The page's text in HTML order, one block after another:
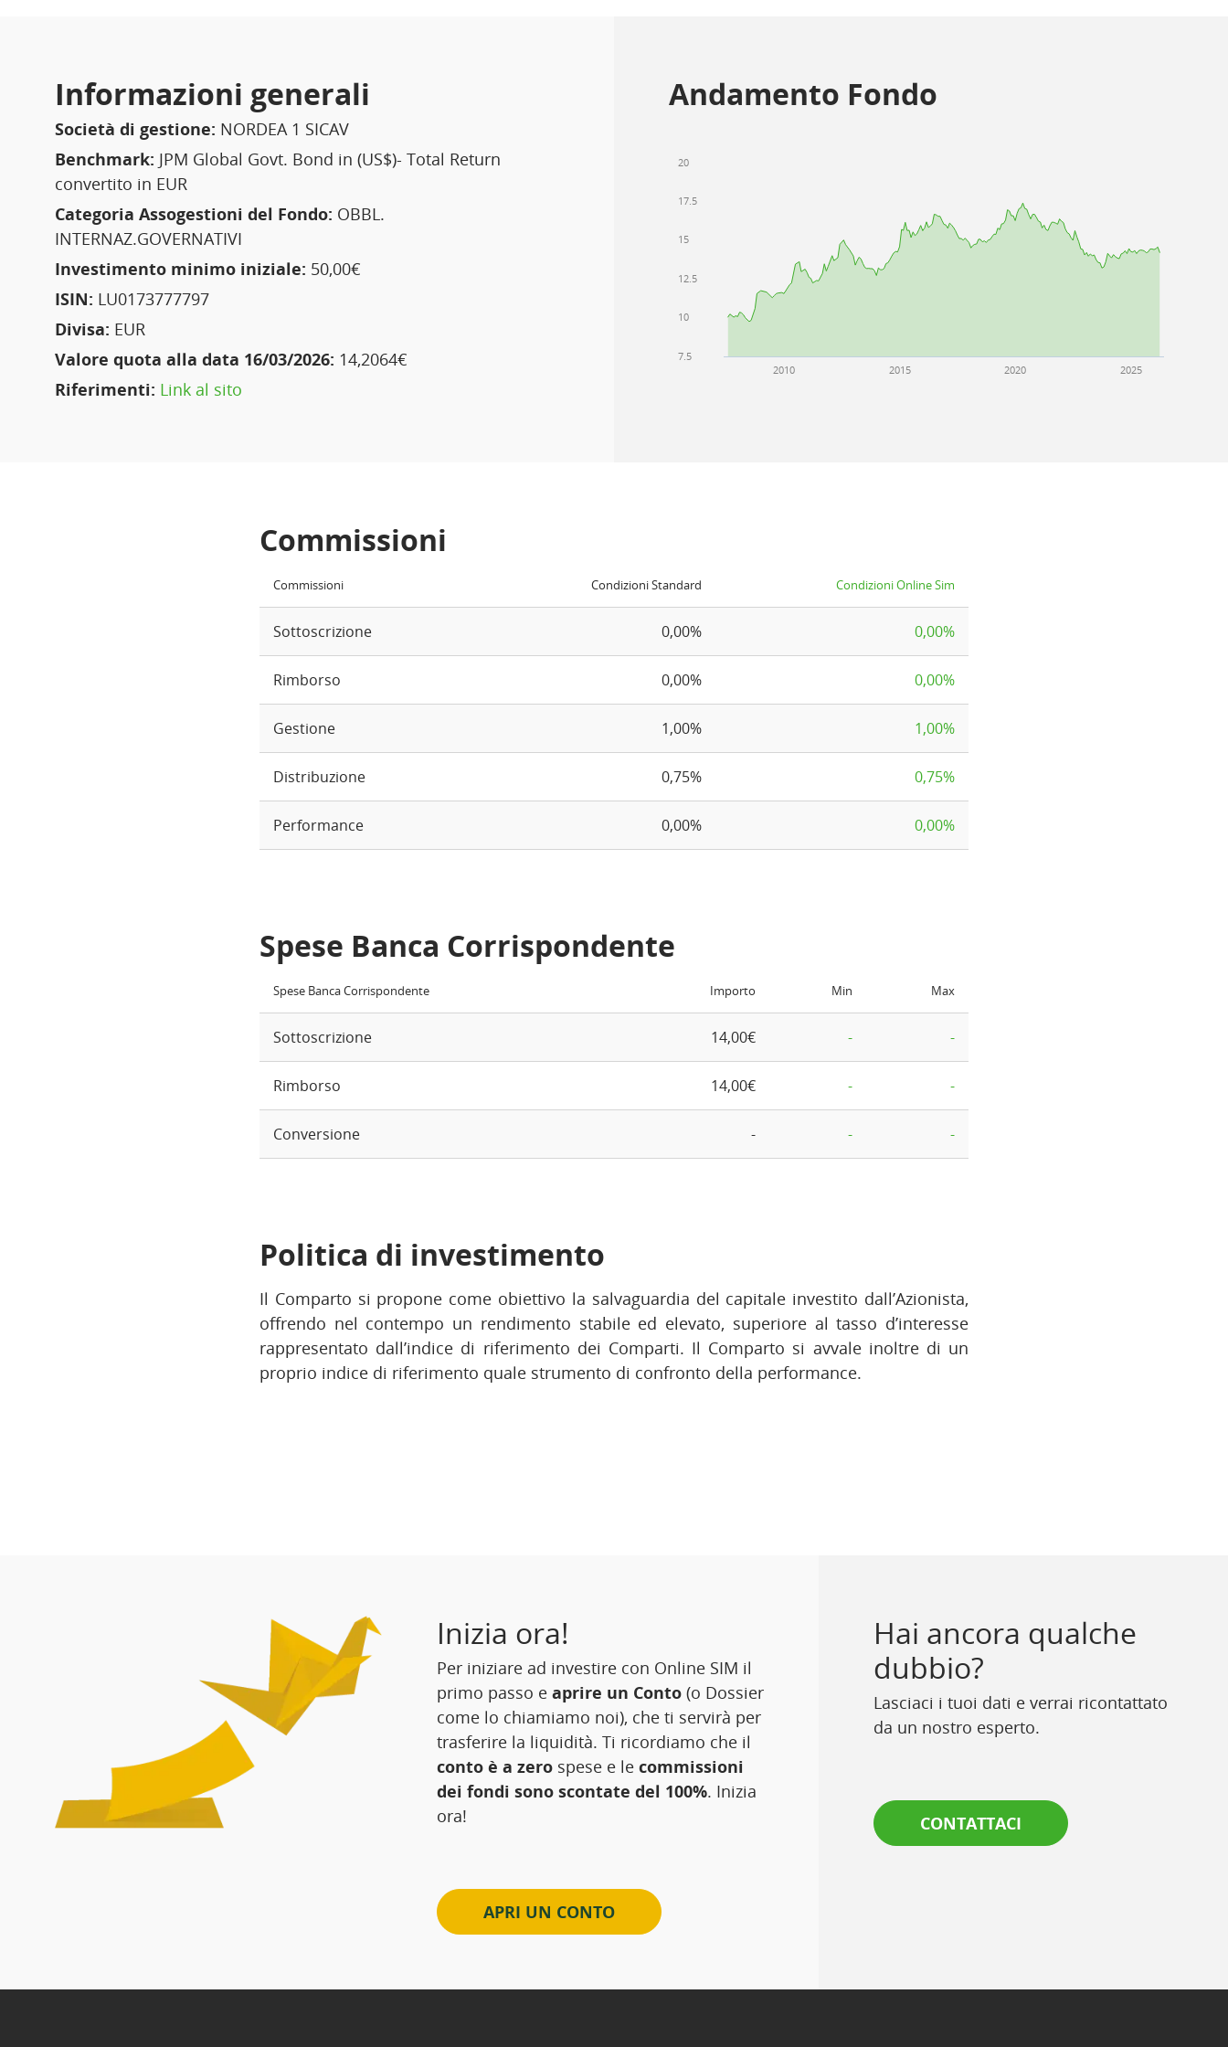
Informazioni generali
Società di gestione: NORDEA 1 SICAV
Benchmark: JPM Global Govt. Bond in (US$)- Total Return
convertito in EUR
Categoria Assogestioni del Fondo: OBBL.
INTERNAZ.GOVERNATIVI
Investimento minimo iniziale: 50,00€
ISIN: LU0173777797
Divisa: EUR
Valore quota alla data 16/03/2026: 14,2064€
Riferimenti: Link al sito
Andamento Fondo
2010 2015 2020 2025
7.5
10
12.5
15
17.5
20
Commissioni
Commissioni Condizioni Standard Condizioni Online Sim
Sottoscrizione 0,00% 0,00%
Rimborso 0,00% 0,00%
Gestione 1,00% 1,00%
Distribuzione 0,75% 0,75%
Performance 0,00% 0,00%
Spese Banca Corrispondente
Spese Banca Corrispondente Importo Min Max
Sottoscrizione 14,00€ - -
Rimborso 14,00€ - -
Conversione - - -
Politica di investimento
Il Comparto si propone come obiettivo la salvaguardia del capitale investito dall’Azionista,
offrendo nel contempo un rendimento stabile ed elevato, superiore al tasso d’interesse
rappresentato dall’indice di riferimento dei Comparti. Il Comparto si avvale inoltre di un
proprio indice di riferimento quale strumento di confronto della performance.
Inizia ora!
Per iniziare ad investire con Online SIM il
primo passo e aprire un Conto (o Dossier
come lo chiamiamo noi), che ti servirà per
trasferire la liquidità. Ti ricordiamo che il
conto è a zero spese e le commissioni
dei fondi sono scontate del 100%. Inizia
ora!
APRI UN CONTO
Hai ancora qualche
dubbio?
Lasciaci i tuoi dati e verrai ricontattato
da un nostro esperto.
CONTATTACI